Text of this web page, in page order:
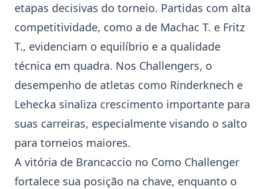
etapas decisivas do torneio. Partidas com alta
competitividade, como a de Machac T. e Fritz
T., evidenciam o equilíbrio e a qualidade
técnica em quadra. Nos Challengers, o
desempenho de atletas como Rinderknech e
Lehecka sinaliza crescimento importante para
suas carreiras, especialmente visando o salto
para torneios maiores.
A vitória de Brancaccio no Como Challenger
fortalece sua posição na chave, enquanto o